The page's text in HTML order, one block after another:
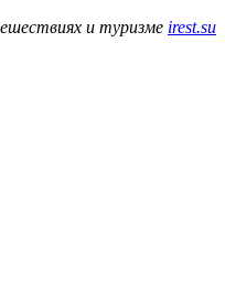
и туризме irest.su